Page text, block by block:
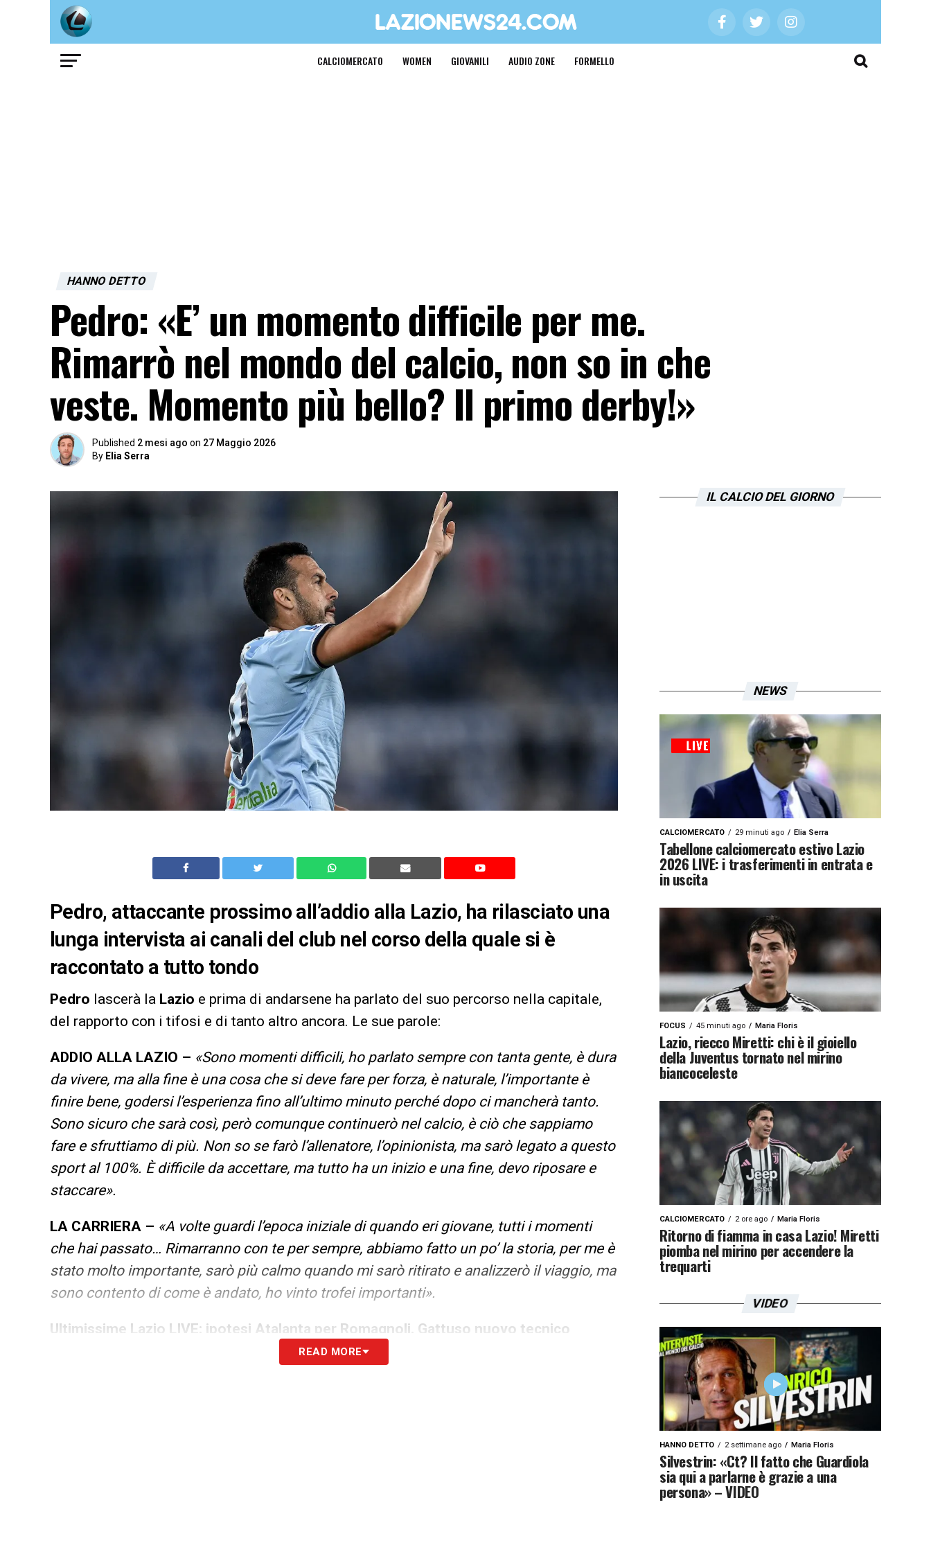
CALCIOMERCATO WOMEN GIOVANILI AUDIO ZONE FORMELLO
HANNO DETTO
Pedro: «E’ un momento difficile per me.
Rimarrò nel mondo del calcio, non so in che
veste. Momento più bello? Il primo derby!»
Published 2 mesi ago on 27 Maggio 2026
By Elia Serra
Pedro, attaccante prossimo all’addio alla Lazio, ha rilasciato una
lunga intervista ai canali del club nel corso della quale si è
raccontato a tutto tondo
Pedro lascerà la Lazio e prima di andarsene ha parlato del suo percorso nella capitale,
del rapporto con i tifosi e di tanto altro ancora. Le sue parole:
ADDIO ALLA LAZIO – «Sono momenti difficili, ho parlato sempre con tanta gente, è dura
da vivere, ma alla fine è una cosa che si deve fare per forza, è naturale, l’importante è
finire bene, godersi l’esperienza fino all’ultimo minuto perché dopo ci mancherà tanto.
Sono sicuro che sarà così, però comunque continuerò nel calcio, è ciò che sappiamo
fare e sfruttiamo di più. Non so se farò l’allenatore, l’opinionista, ma sarò legato a questo
sport al 100%. È difficile da accettare, ma tutto ha un inizio e una fine, devo riposare e
staccare».
LA CARRIERA – «A volte guardi l’epoca iniziale di quando eri giovane, tutti i momenti
che hai passato… Rimarranno con te per sempre, abbiamo fatto un po’ la storia, per me è
stato molto importante, sarò più calmo quando mi sarò ritirato e analizzerò il viaggio, ma
sono contento di come è andato, ho vinto trofei importanti».
Ultimissime Lazio LIVE: ipotesi Atalanta per Romagnoli. Gattuso nuovo tecnico
«Mi piaceva moltissimo la città, è unica, volevo provare
READ MORE
IL CALCIO DEL GIORNO
NEWS
CALCIOMERCATO 29 minuti ago Elia Serra
Tabellone calciomercato estivo Lazio
2026 LIVE: i trasferimenti in entrata e
in uscita
FOCUS 45 minuti ago Maria Floris
Lazio, riecco Miretti: chi è il gioiello
della Juventus tornato nel mirino
biancoceleste
CALCIOMERCATO 2 ore ago Maria Floris
Ritorno di fiamma in casa Lazio! Miretti
piomba nel mirino per accendere la
trequarti
VIDEO
HANNO DETTO 2 settimane ago Maria Floris
Silvestrin: «Ct? Il fatto che Guardiola
sia qui a parlarne è grazie a una
persona» – VIDEO